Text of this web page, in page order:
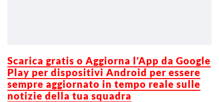
Scarica gratis o Aggiorna l’App da Google
Play per dispositivi Android per essere
sempre aggiornato in tempo reale sulle
notizie della tua squadra